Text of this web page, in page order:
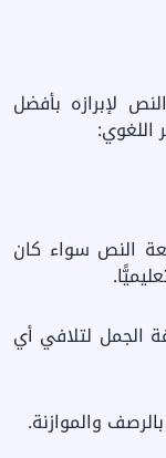
لإبرازه بأفضل
اللغوي:
النص سواء كان
الجمل لتلافي أي
والموازنة.